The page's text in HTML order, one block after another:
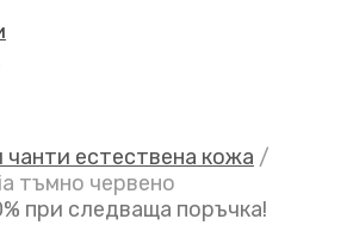
чанти естествена кожа /
тъмно червено
при следваща поръчка!